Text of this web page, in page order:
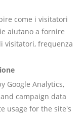
come i visitatori
aiutano a fornire
visitatori, frequenza
Google Analytics,
campaign data
usage for the site's